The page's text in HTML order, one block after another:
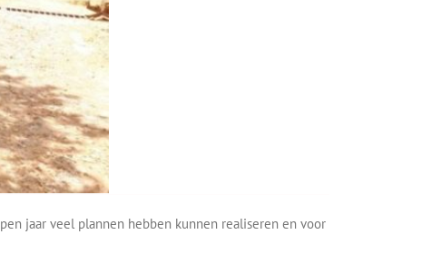
jaar veel plannen hebben kunnen realiseren en voor